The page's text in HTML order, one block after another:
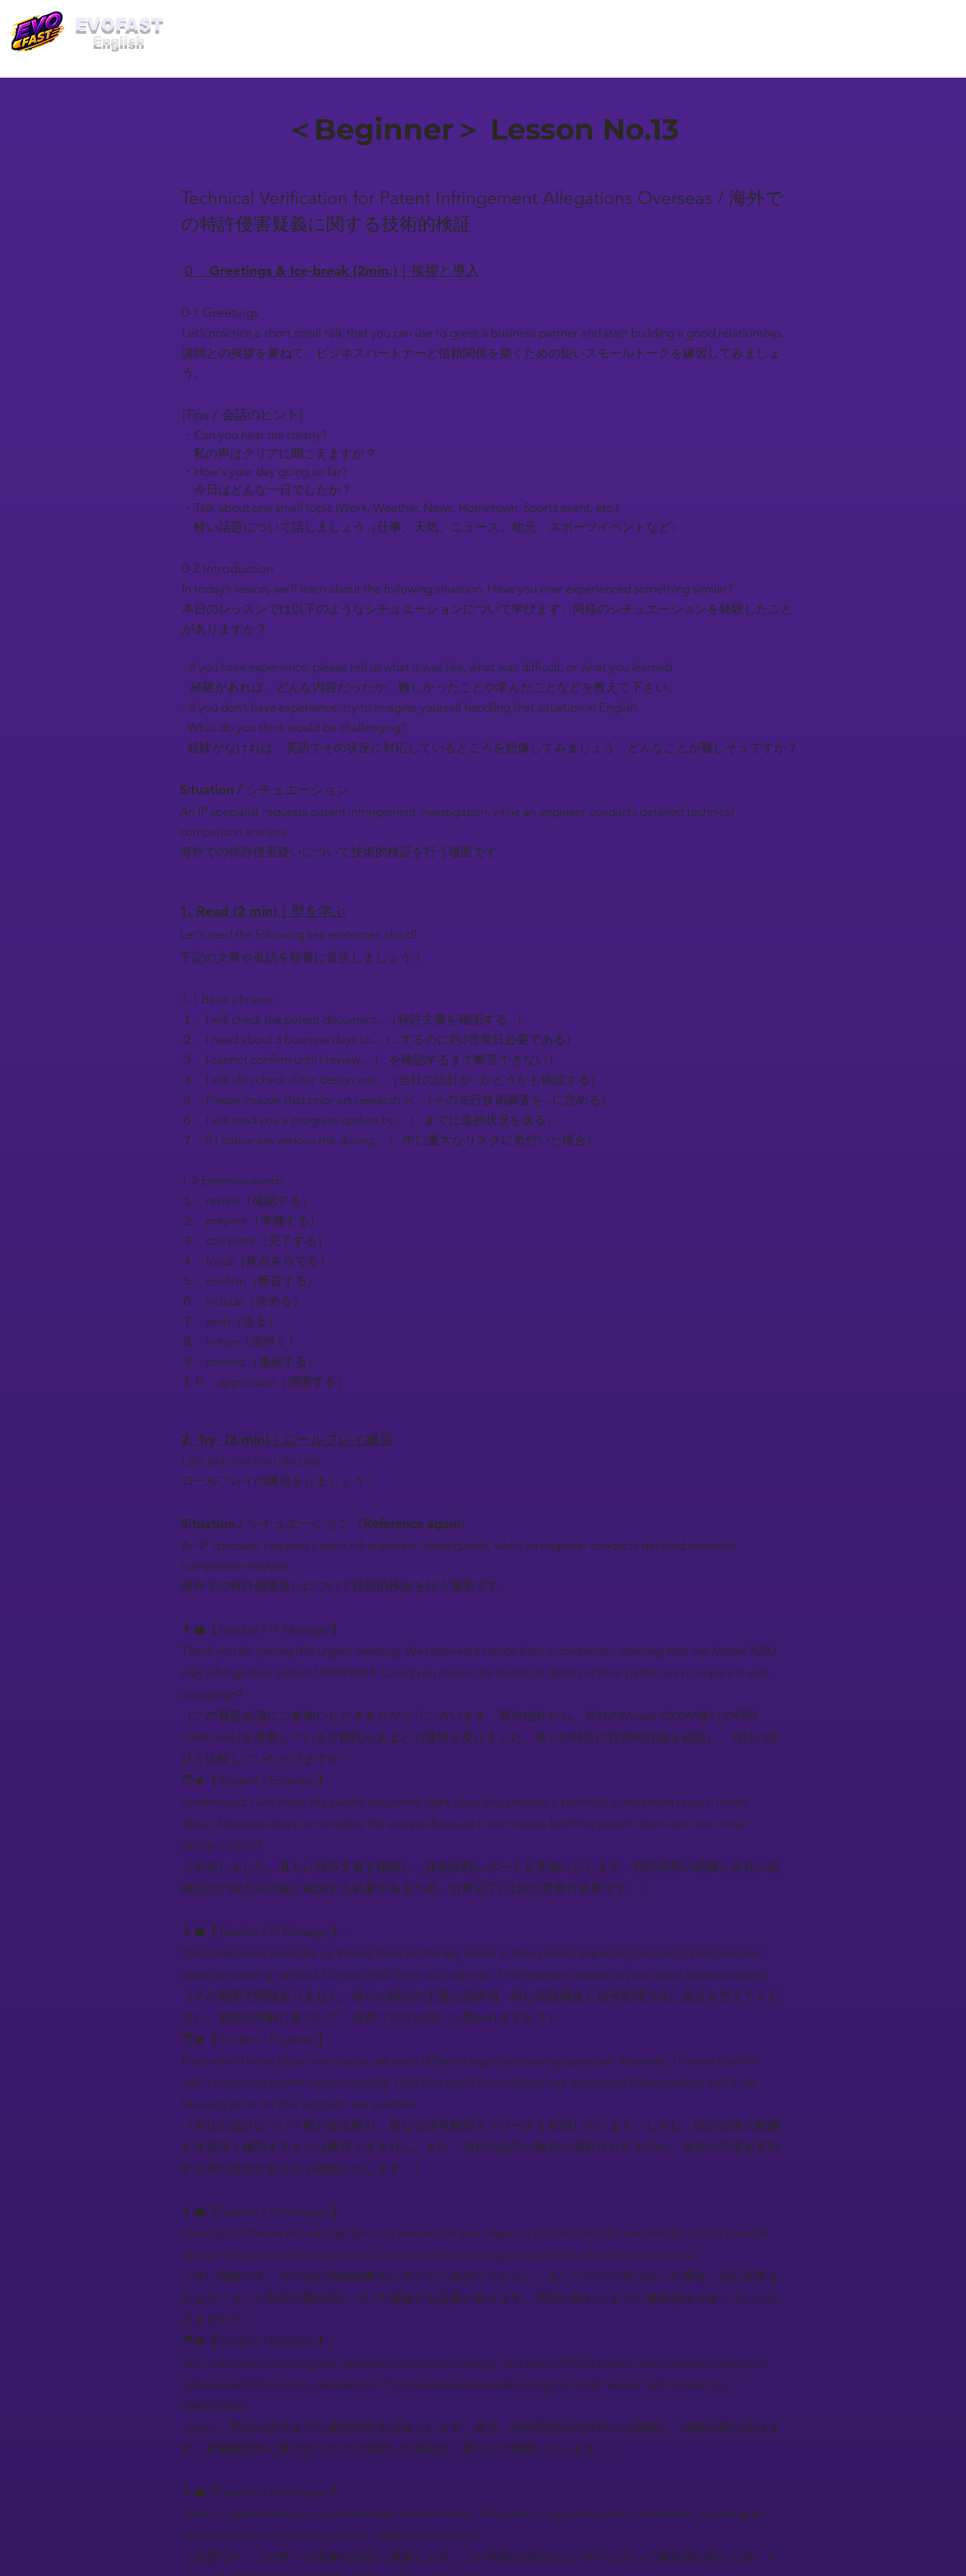
​EVOFAST
English
＜Beginner＞ Lesson No.13
Technical Verification for Patent Infringement Allegations Overseas / 海外で
の特許侵害疑義に関する技術的検証
０．Greetings & Ice-break (2min.)｜挨拶と導入
0-1 Greetings
Let’s practice a short small talk that you can use to greet a business partner and start building a good relationship.
講師との挨拶を兼ねて、ビジネスパートナーと信頼関係を築くための短いスモールトークを練習してみましょ
う。
[Tips / 会話のヒント]
・Can you hear me clearly?
私の声はクリアに聞こえますか？
・How's your day going so far?
今日はどんな一日でしたか？
・Talk about one small topic (Work, Weather, News, Hometown, Sports event, etc.)
軽い話題について話しましょう（仕事、天気、ニュース、地元、スポーツイベントなど）
0-2 Introduction​
In today’s lesson, we’ll learn about the following situation. Have you ever experienced something similar?
本日のレッスンでは以下のようなシチュエーションについて学びます。同様のシチュエーションを経験したこと
がありますか？​
- If you have experience, please tell us what it was like, what was difficult, or what you learned.
経験があれば、どんな内容だったか、難しかったことや学んだことなどを教えて下さい。
- If you don’t have experience, try to imagine yourself handling that situation in English.
What do you think would be challenging?
経験がなければ、英語でその状況に対応しているところを想像してみましょう。どんなことが難しそうですか？
Situation / シチュエーション
An IP specialist requests patent infringement investigation, while an engineer conducts detailed technical
comparison analysis.
海外での特許侵害疑いについて技術的検証を行う場面です。
1. Read (2 min)｜型を学ぶ
Let's read the following key sentences aloud!
下記の文章や単語を順番に音読しましょう！
1-1 Basic phrases
１．I will check the patent document...（特許文書を確認する...）
２．I need about 3 business days to...（...するのに約3営業日必要である）
３．I cannot confirm until I review...（...を確認するまで断言できない）
４．I will also check if our design was...（当社の設計が...かどうかも確認する）
５．Please include that prior art research in...（その先行技術調査を...に含める）
６．I will send you a progress update by...（...までに進捗状況を送る）
７．If I notice any serious risk during...（...中に重大なリスクに気付いた場合）
1-2 Essential words
１．review（確認する）
２．prepare（準備する）
３．complete（完了する）
４．focus（焦点を当てる）
５．confirm（断言する）
６．include（含める）
７．send（送る）
８．notice（気付く）
９．contact（連絡する）
１０．appreciate（感謝する）
2. Try (3 min)｜ロールプレイ練習
Let’s practice the role-play.
ロールプレイの練習をしましょう！
Situation / シチュエーション（Reference again）
An IP specialist requests patent infringement investigation, while an engineer conducts detailed technical
comparison analysis.
海外での特許侵害疑いについて技術的検証を行う場面です。
👨‍💼【Teacher / IP Manager】:
Thank you for joining this urgent meeting. We received a notice from a competitor claiming that our Model X200
may infringe their patent US9876543. Could you review the technical details of their patent and compare it with
our design?
（この緊急会議にご参加いただきありがとうございます。競合他社から、当社のModel X200が彼らの特許
US9876543を侵害している可能性があるとの通知を受けました。彼らの特許の技術的詳細を確認し、当社の設
計と比較していただけますか？）
🧑‍🎓【Student / Engineer】:
Understood. I will check the patent document right away and prepare a technical comparison report. I need
about 3 business days to complete the analysis because I must review both the patent claims and our circuit
design in detail.
（承知しました。直ちに特許文書を確認し、技術比較レポートを準備いたします。特許請求の範囲と当社の回
路設計の両方を詳細に確認する必要があるため、分析完了には約3営業日必要です。）
👨‍💼【Teacher / IP Manager】:
That time frame works for us. Please focus on the key claims in their patent, especially the circuit structure and
signal processing method. Do you think there is a high risk of infringement based on your initial understanding?
（その期間で問題ありません。彼らの特許の主要な請求項、特に回路構造と信号処理方法に焦点を当ててくだ
さい。初期の理解に基づいて、侵害リスクは高いと思われますか？）
🧑‍🎓【Student / Engineer】:
From what I know about our design, we use a different signal processing approach. However, I cannot confirm
until I review the patent claims carefully. I will also check if our design was developed independently and if we
have any prior art that supports our position.
（当社の設計について私が知る限り、異なる信号処理アプローチを使用しています。しかし、特許請求の範囲
を注意深く確認するまでは断言できません。また、当社の設計が独自に開発されたものか、当社の立場を支持
する先行技術があるかも確認いたします。）
👨‍💼【Teacher / IP Manager】:
Good point. Please include that prior art research in your report. If you find any risk, we need to discuss possible
design changes or licensing options. Can you send me a progress update by the end of tomorrow?
（良い指摘です。その先行技術調査もレポートに含めてください。もしリスクが見つかった場合、設計変更ま
たはライセンス取得の選択肢について議論する必要があります。明日の終わりまでに進捗状況を送っていただ
けますか？）
🧑‍🎓【Student / Engineer】:
Yes, I will send you a progress update by tomorrow evening. I will start with the patent claim analysis today and
follow up with the circuit comparison. If I notice any serious risk during my initial review, I will contact you
immediately.
（はい、明日の夕方までに進捗状況をお送りします。本日、特許請求項の分析から開始し、回路比較を続けま
す。初期確認中に重大なリスクに気付いた場合は、直ちにご連絡いたします。）
👨‍💼【Teacher / IP Manager】:
Perfect. I appreciate your quick response on this matter. This issue is high priority for our business, so please let
me know if you need any support or additional resources.
（完璧です。この件への迅速な対応に感謝します。この問題は当社のビジネスにとって優先度が高いため、サ